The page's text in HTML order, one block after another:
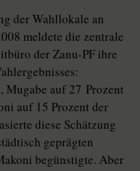
der Wahllokale an
meldete die zentrale
der Zanu-PF ihre
Mugabe auf 27 Prozent
auf 15 Prozent der
diese Schätzung
geprägten
begünstigte. Aber